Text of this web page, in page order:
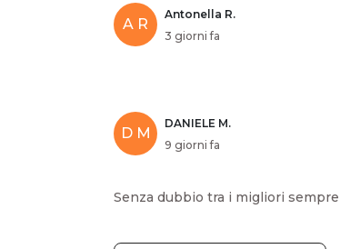
A R
Antonella R.
3 giorni fa
D M
DANIELE M.
9 giorni fa
Senza dubbio tra i migliori sempre